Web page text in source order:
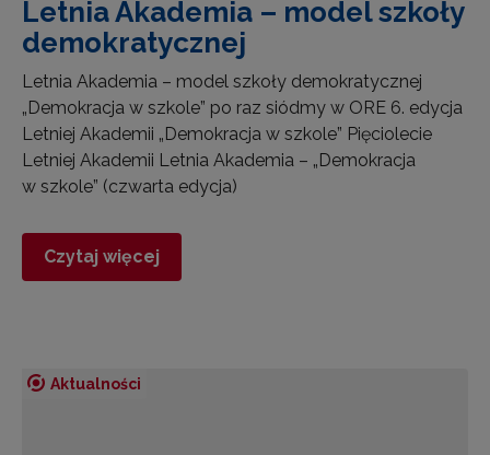
Letnia Akademia – model szkoły
demokratycznej
Letnia Akademia – model szkoły demokratycznej
„Demokracja w szkole” po raz siódmy w ORE 6. edycja
Letniej Akademii „Demokracja w szkole” Pięciolecie
Letniej Akademii Letnia Akademia – „Demokracja
w szkole” (czwarta edycja)
Czytaj więcej
Aktualności